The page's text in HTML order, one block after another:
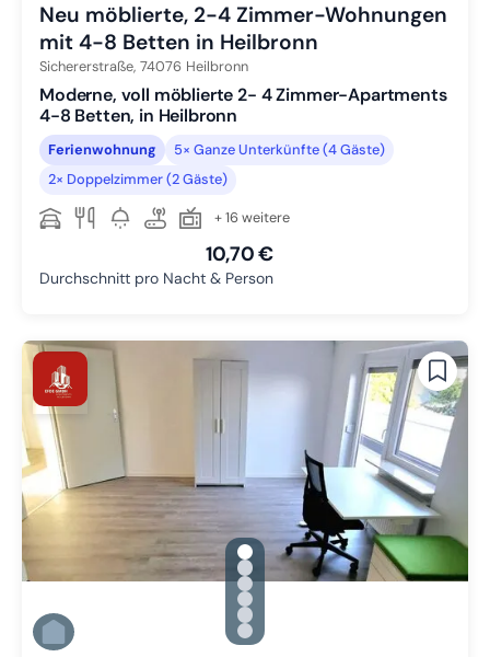
Neu möblierte, 2-4 Zimmer-Wohnungen
mit 4-8 Betten in Heilbronn
Sichererstraße, 74076 Heilbronn
Moderne, voll möblierte 2- 4 Zimmer-Apartments
4-8 Betten, in Heilbronn
Ferienwohnung
5× Ganze Unterkünfte (4 Gäste)
2× Doppelzimmer (2 Gäste)
+ 16 weitere
10,70 €
Durchschnitt pro Nacht & Person
gallery.slide_selector
Zu Slide 1 wechseln
Zu Slide 2 wechseln
Zu Slide 3 wechseln
Zu Slide 4 wechseln
Zu Slide 5 wechseln
Zu Slide 6 wechseln